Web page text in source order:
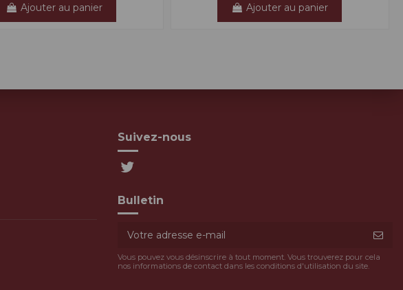
Ajouter au panier Ajouter au panier
Suivez-nous
Bulletin
Vous pouvez vous désinscrire à tout moment. Vous trouverez pour cela
nos informations de contact dans les conditions d'utilisation du site.